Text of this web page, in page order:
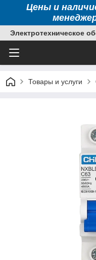
Цены и
Электротехническое
Товары и услуги